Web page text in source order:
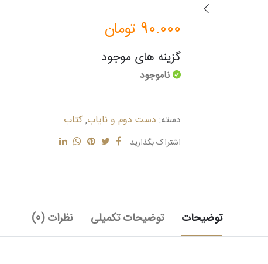
90.000 تومان
گزینه های موجود
ناموجود
دسته: دست دوم و نایاب,کتاب
اشتراک بگذارید
توضیحات توضیحات تکمیلی نظرات (0)